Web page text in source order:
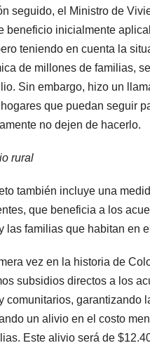
seguido, el Ministro de
beneficio inicialmente
teniendo en cuenta la
de millones de familias,
Sin embargo, hizo un
que puedan seguir
no dejen de hacerlo.
rural
también incluye una
que beneficia a los
las familias que habitan en
vez en la historia de
subsidios directos a los
comunitarios, garantizando
un alivio en el costo
Este alivio será de